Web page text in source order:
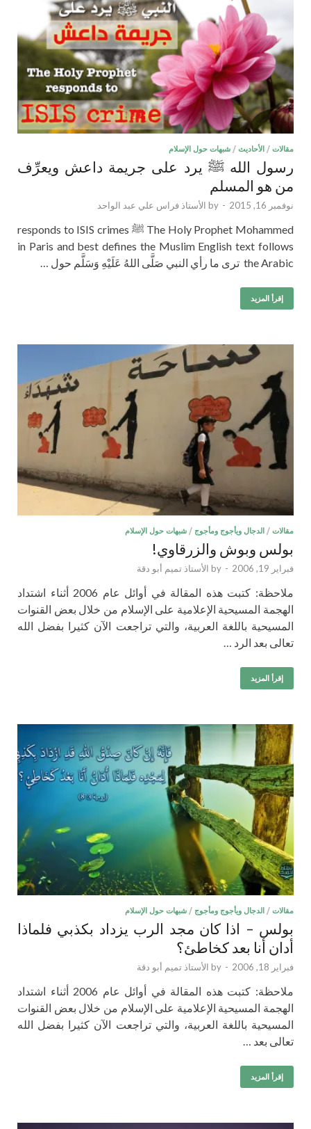
مقالات / الأحاديث / شبهات حول الإسلام
رسول الله ﷺ يرد على جريمة داعش ويعرِّف
من هو المسلم
نوفمبر 16, 2015 -
by الأستاذ فراس علي عبد الواحد
The Holy Prophet Mohammed ﷺ responds to ISIS crimes
in Paris and best defines the Muslim English text follows
the Arabic ترى ما رأي النبي صَلَّى اللهُ عَلَيْهِ وَسَلَّم حول …
إقرأ المزيد
مقالات / الدجال ويأجوج ومأجوج / شبهات حول الإسلام
بولس وبوش والزرقاوي!
فبراير 19, 2006 -
by الأستاذ تميم أبو دقة
ملاحظة: كتبت هذه المقالة في أوائل عام 2006 أثناء اشتداد
الهجمة المسيحية الإعلامية على الإسلام من خلال بعض القنوات
المسيحية باللغة العربية، والتي تراجعت الآن كثيرا بفضل الله
تعالى بعد الرد …
إقرأ المزيد
مقالات / الدجال ويأجوج ومأجوج / شبهات حول الإسلام
بولس – اذا كان مجد الرب يزداد بكذبي فلماذا
أدان أنا بعد كخاطئ؟
فبراير 18, 2006 -
by الأستاذ تميم أبو دقة
ملاحظة: كتبت هذه المقالة في أوائل عام 2006 أثناء اشتداد
الهجمة المسيحية الإعلامية على الإسلام من خلال بعض القنوات
المسيحية باللغة العربية، والتي تراجعت الآن كثيرا بفضل الله
تعالى بعد …
إقرأ المزيد